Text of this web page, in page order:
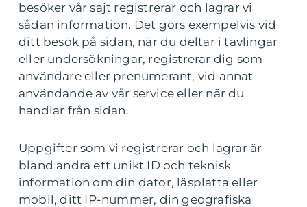
besöker vår sajt registrerar och lagrar vi
sådan information. Det görs exempelvis vid
ditt besök på sidan, när du deltar i tävlingar
eller undersökningar, registrerar dig som
användare eller prenumerant, vid annat
användande av vår service eller när du
handlar från sidan.
Uppgifter som vi registrerar och lagrar är
bland andra ett unikt ID och teknisk
information om din dator, läsplatta eller
mobil, ditt IP-nummer, din geografiska